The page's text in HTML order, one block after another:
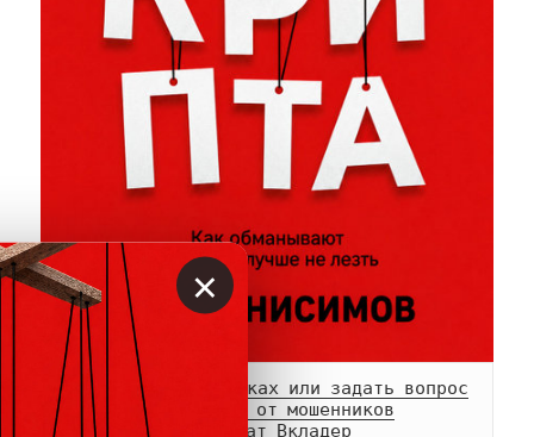
Сообщить о мошенниках или задать вопрос
Памятка о возврате от мошенников
Телеграм-
чат
×